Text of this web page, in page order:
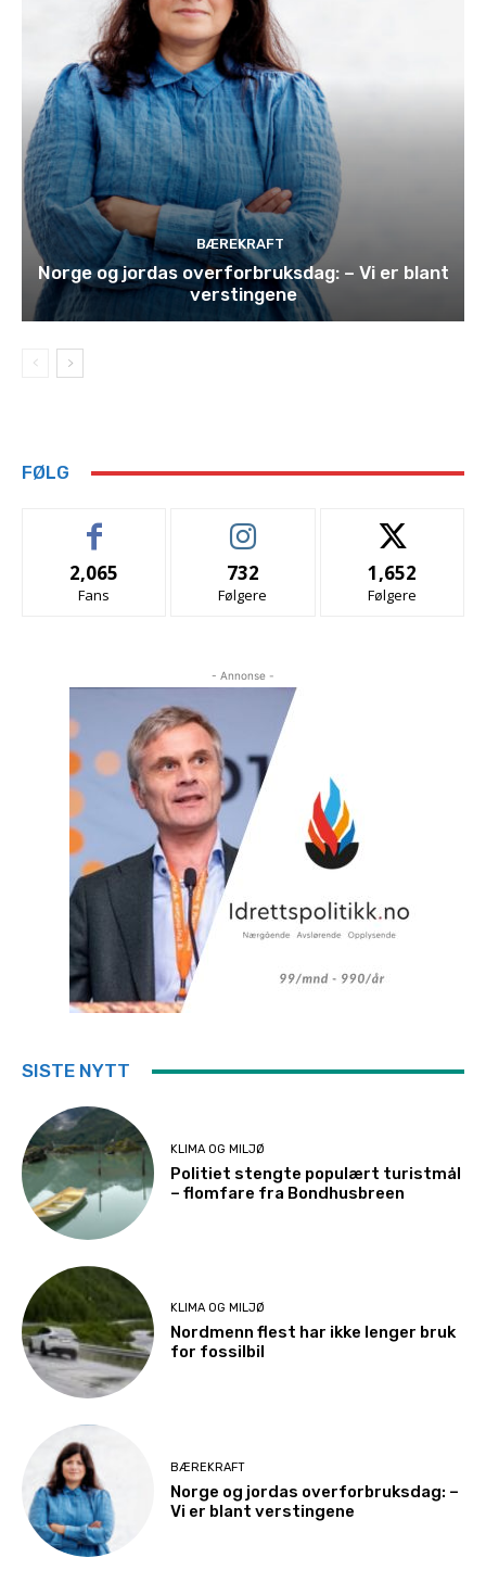
BÆREKRAFT
Norge og jordas overforbruksdag: – Vi er blant
verstingene
FØLG
2,065
Fans
732
Følgere
1,652
Følgere
- Annonse -
SISTE NYTT
KLIMA OG MILJØ
Politiet stengte populært turistmål
– flomfare fra Bondhusbreen
KLIMA OG MILJØ
Nordmenn flest har ikke lenger bruk
for fossilbil
BÆREKRAFT
Norge og jordas overforbruksdag: –
Vi er blant verstingene